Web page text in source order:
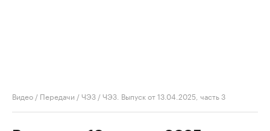
Видео / Передачи /ЧЭЗ /ЧЭЗ. Выпуск от 13.04.2025, часть 3